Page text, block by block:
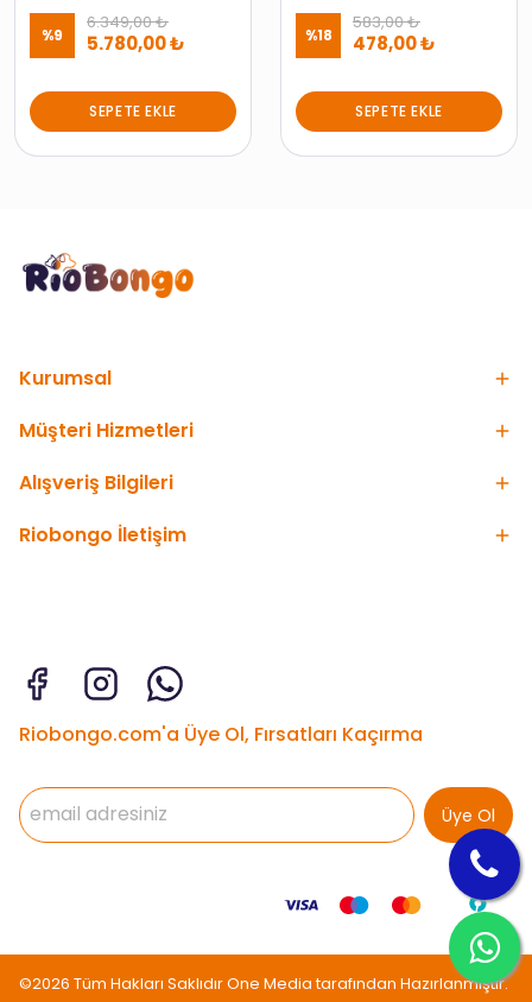
%9
6.349,00 ₺
5.780,00 ₺
SEPETE EKLE
%18
583,00 ₺
478,00 ₺
SEPETE EKLE
Kurumsal
Müşteri Hizmetleri
Alışveriş Bilgileri
Riobongo İletişim
Riobongo.com'a Üye Ol, Fırsatları Kaçırma
Üye Ol
©2026 Tüm Hakları Saklıdır One Media tarafından Hazırlanmıştır.